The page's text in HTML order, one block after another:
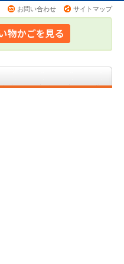
お問い合わせ サイトマップ